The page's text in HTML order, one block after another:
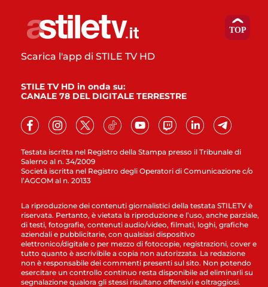
Testata iscritta nel Registro della Stampa presso il Tribunale di
Salerno al n. 34/2009
Società iscritta nel Registro degli Operatori di Comunicazione c/o
l’AGCOM al n. 20133
Scarica l'app di STILE TV HD
STILE TV HD in onda su:
CANALE 78 DEL DIGITALE TERRESTRE
La riproduzione dei contenuti giornalistici della testata STILETV è
riservata. Pertanto, è vietata la riproduzione e l’uso, anche parziale,
di testi, fotografie, contenuti audio/video, filmati, loghi, grafiche
aziendali e pubblicitarie, con qualsiasi dispositivo
elettronico/digitale o per mezzo di fotocopie, registrazioni, cover e
tutto quanto è ascrivibile a copia non autorizzata. La redazione
non è responsabile dei commenti presenti sul sito. Non potendo
esercitare un controllo continuo resta disponibile ad eliminarli su
segnalazione qualora gli stessi risultano offensivi e oltraggiosi.